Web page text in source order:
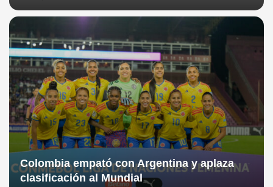
Colombia empató con Argentina y aplaza
clasificación al Mundial